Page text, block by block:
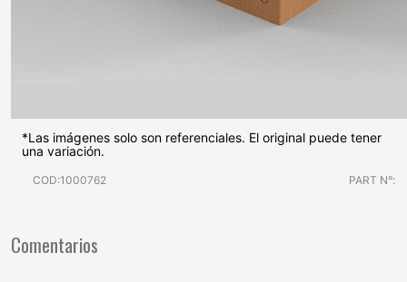
*Las imágenes solo son referenciales. El original puede tener
una variación.
COD:1000762 PART N°:
Comentarios